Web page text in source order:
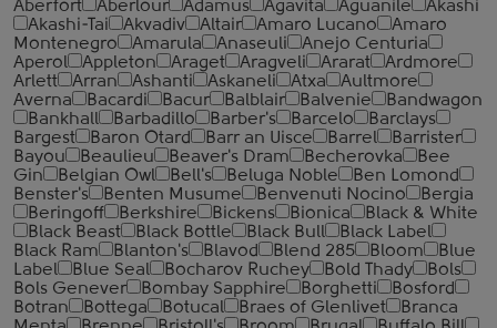
Aberfort
Aberlour Adamus Agavita Aguanile
Akashi
Akashi-Tai
Akvadiv Altair Amaro Lucano
Amaro
Montenegro
Amarula Anaseuli
Anejo Centuria
Aperol
Appleton Araget Aragveli Ararat
Ardmore
Arlett
Arran Ashanti Askaneli Atxa
Aultmore
Averna
Bacardi Bacur Balblair Balvenie
Bandwagon
Bankhall
Barbadillo Barber's Barcelo
Barclays
Bargest
Baron Otard Barr an Uisce Barrel
Barrister
Bayou
Beaulieu Beaver's Dram Becherovka
Bee
Gin
Belgian Owl Bell's Beluga Noble
Ben Lomond
Benster's
Benten Musume Benvenuti Nocino
Bergia
Beringoff
Berkshire Bickens Bionica
Black & White
Black Beast
Black Bottle Black Bull
Black Label
Black Ram
Blanton's Blavod Blend 285 Bloom
Blue
Label
Blue Seal Bocharov Ruchey Bold Thady
Bols
Bols Genever
Bombay Sapphire Borghetti
Bosford
Botran
Bottega Botucal Braes of Glenlivet
Branca